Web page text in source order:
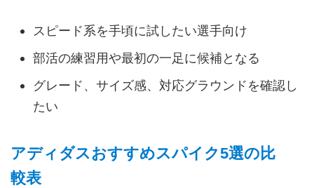
スピード系を手頃に試したい選手向け
部活の練習用や最初の一足に候補となる
グレード、サイズ感、対応グラウンドを確認し
たい
アディダスおすすめスパイク5選の比
較表